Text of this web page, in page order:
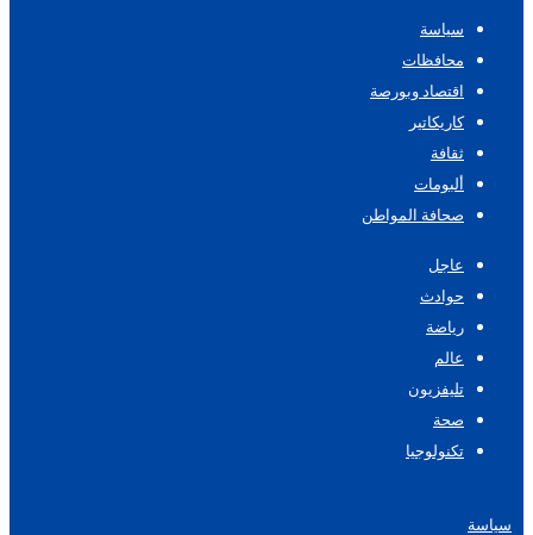
سياسة
محافظات
اقتصاد وبورصة
كاريكاتير
ثقافة
ألبومات
صحافة المواطن
عاجل
حوادث
رياضة
عالم
تليفزيون
صحة
تكنولوجيا
سياسة